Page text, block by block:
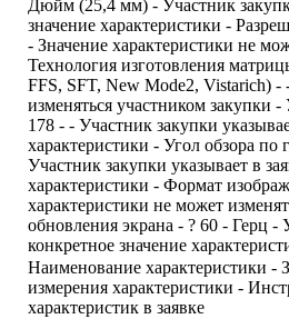
Дюйм (25,4 мм) - Участник
значение характеристики -
- Значение характеристики не
Технология изготовления
FFS, SFT, New Mode2, Vistarich) -
изменяться участником закупки
178 - - Участник закупки
характеристики - Угол обзора по
Участник закупки указывает в
характеристики - Формат
характеристики не может
обновления экрана - ? 60 - Герц -
конкретное значение
Наименование характеристики -
измерения характеристики -
характеристик в заявке